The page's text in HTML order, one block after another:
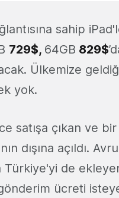
sahip
729$, 64GB 829$
Ülkemize
yok.
satışa çıkan ve
dışına açıldı.
Türkiye'yi de
ücreti